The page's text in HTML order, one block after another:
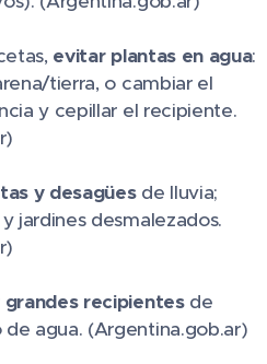
evitar plantas en agua:
tierra, o cambiar el
y cepillar el recipiente.
y desagüesde lluvia;
jardines desmalezados.
recipientesde
agua. (Argentina.gob.ar)